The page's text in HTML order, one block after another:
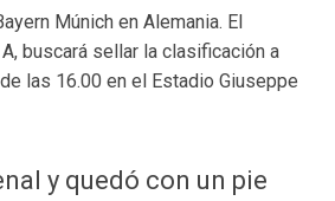
Múnich en Alemania. El
buscará sellar la clasificación a
las 16.00 en el Estadio Giuseppe
y quedó con un pie